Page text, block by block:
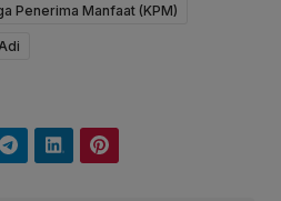
Penerima Manfaat (KPM)